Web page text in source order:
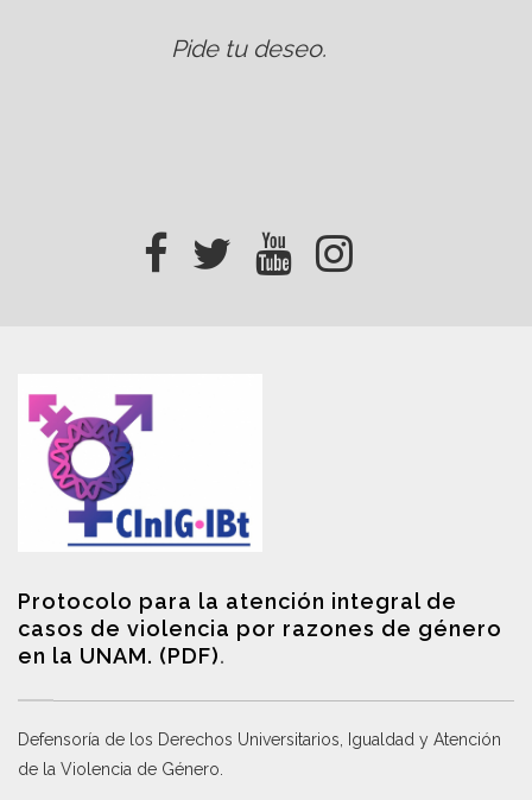
Pide tu deseo.
Protocolo para la atención integral de
casos de violencia por razones de género
en la UNAM. (PDF).
Defensoría de los Derechos Universitarios, Igualdad y Atención
de la Violencia de Género